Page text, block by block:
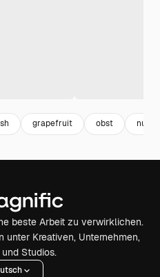
grapefruit obst
beste Arbeit zu verwirklichen.
unter Kreativen, Unternehmen,
Studios.